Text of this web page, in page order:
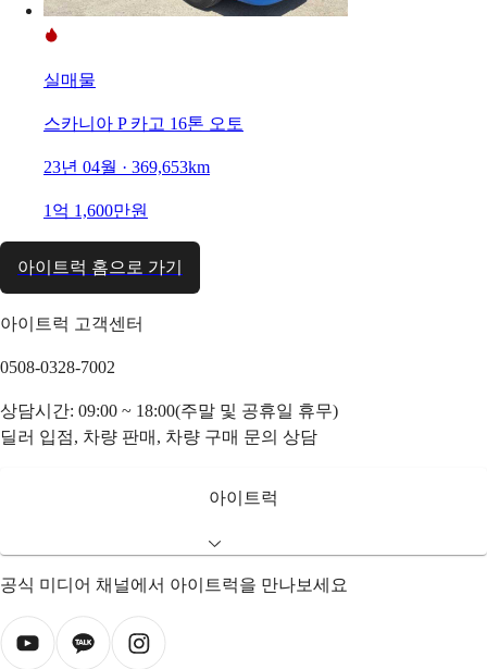
실매물
스카니아 P 카고 16톤 오토
23년 04월 · 369,653km
1억 1,600만원
아이트럭 홈으로 가기
아이트럭 고객센터
0508-0328-7002
상담시간: 09:00 ~ 18:00(주말 및 공휴일 휴무)
딜러 입점, 차량 판매, 차량 구매 문의 상담
아이트럭
공식 미디어 채널에서 아이트럭을 만나보세요